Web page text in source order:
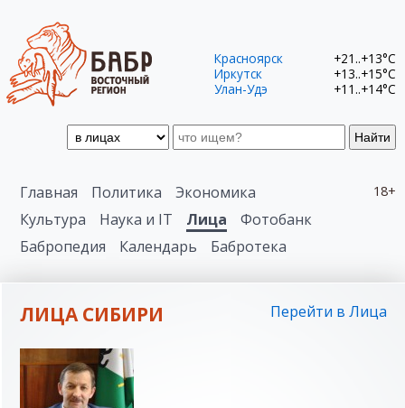
Найти
Красноярск
+21..+13°C
Иркутск
+13..+15°C
Улан-Удэ
+11..+14°C
18+
Главная Политика
Экономика
Культура
Наука и IT Лица
Фотобанк
Бабропедия
Календарь Бабротека
ЛИЦА СИБИРИ Перейти в Лица